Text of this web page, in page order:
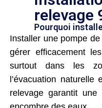
relevage
Pourquoi
Installer une pompe
gérer efficacement
surtout dans les
l’évacuation
relevage garantit